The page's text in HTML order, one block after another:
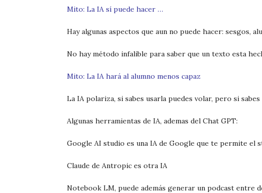
Mito: La IA sí puede hacer …
Hay algunas aspectos que aun no puede hacer: sesgos,
No hay método infalible para saber que un texto esta
Mito: La IA hará al alumno menos capaz
La IA polariza, si sabes usarla puedes volar, pero si
Algunas herramientas de IA, ademas del Chat GPT:
Google AI studio es una IA de Google que te permite el
Claude de Antropic es otra IA
Notebook LM, puede además generar un podcast entre